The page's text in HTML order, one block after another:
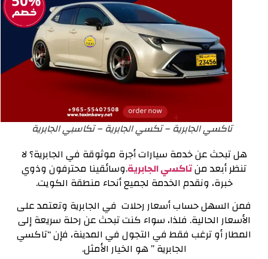
تاكسي الجابرية – تكسي الجابرية – تكاسبي الجابرية
هل تبحث عن خدمة سيارات أجرة موثوقة في الجابرية؟ لا
تنظر أبعد منتاكسي الجابرية.وسائقينا محترفون وذوي
خبرة، ونقدم الخدمة لجميع أنحاء منطقة الكويت.
فمن السهل حساب أسعار رحلات في الجابرية وتعتمد على
الأسعار الحالية. فلذا، سواء كنت تبحث عن رحلة سريعة إلى
المطار أو ترغب فقط في التجول في المدينة، فإن “تاكسي
الجابرية ” هو الخيار الأمثل.